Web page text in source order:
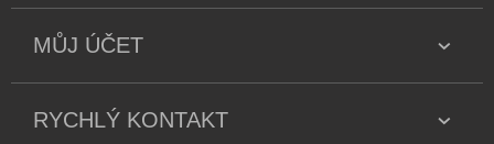
MŮJ ÚČET
RYCHLÝ KONTAKT